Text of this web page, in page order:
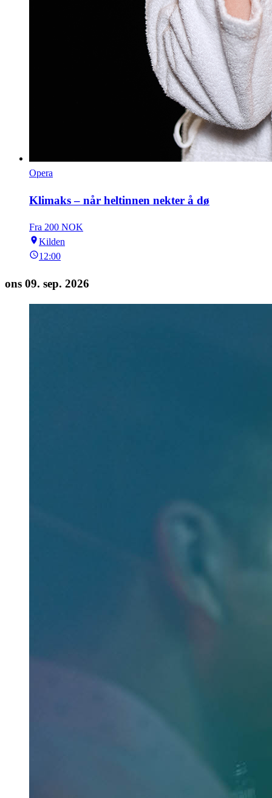
Opera
Klimaks – når heltinnen nekter å dø
Fra 200 NOK
Kilden
12:00
ons 09. sep. 2026